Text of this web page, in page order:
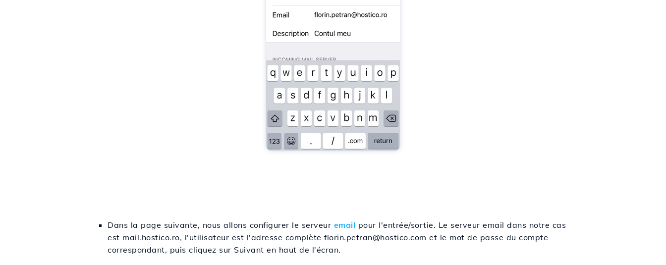
Dans la page suivante, nous allons configurer le serveur email pour l'entrée/sortie. Le serveur email dans notre cas
est mail.hostico.ro, l'utilisateur est l'adresse complète florin.petran@hostico.com et le mot de passe du compte
correspondant, puis cliquez sur Suivant en haut de l'écran.